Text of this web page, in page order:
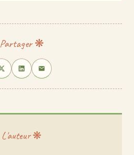
Partager ❋
L'auteur ❋